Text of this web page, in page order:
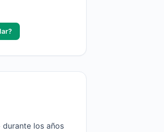
los años